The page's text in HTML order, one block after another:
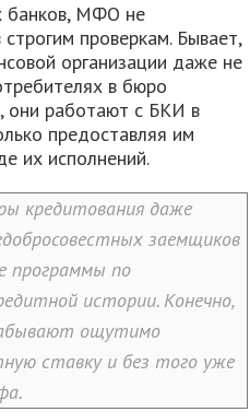
банков, МФО не
проверкам. Бывает,
организации даже не
в бюро
они работают с БКИ в
предоставляя им
их исполнений.
кредитования даже
заемщиков
программы по
истории. Конечно,
ощутимо
ставку и без того уже